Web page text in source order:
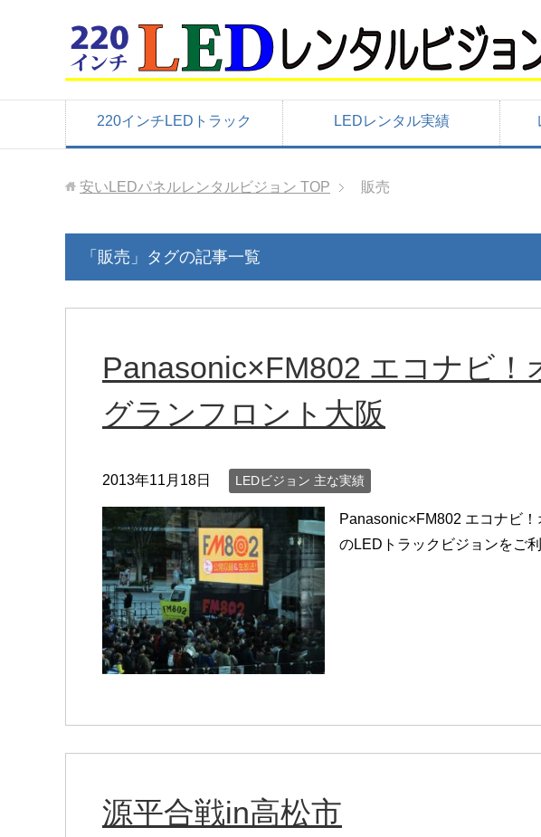
220インチLEDトラック LEDレンタル実績
安いLEDパネルレンタルビジョン TOP 販売
「販売」タグの記事一覧
Panasonic×FM802 エコナビ！
グランフロント大阪
2013年11月18日 LEDビジョン 主な実績
Panasonic×FM802 エコナビ
のLEDトラックビジョンをご
源平合戦in高松市